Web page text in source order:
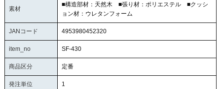
素材
■構造部材：天然木 ■張り材：ポリエステル ■クッシ
ョン材：ウレタンフォーム
JANコード 4953980452320
item_no SF-430
商品区分 定番
発注単位 1